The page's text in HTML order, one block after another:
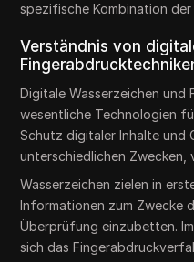
spezifische Kombination der
Verständnis von
Digitale Wasserzeichen und
wesentliche Technologien
Schutz digitaler Inhalte und
unterschiedlichen Zwecken,
Wasserzeichen zielen in
Informationen zum Zwecke
Überprüfung einzubetten.
sich das